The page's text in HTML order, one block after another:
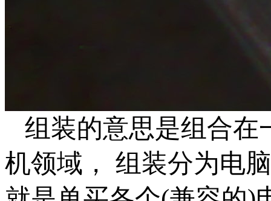
组装的意思是组合在
机领域， 组装分为电